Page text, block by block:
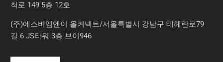
척로 149 5층 12호
(주)에스비엠엔이 올커넥트/서울특별시 강남구 테헤란로79
길 6 JS타워 3층 브이946